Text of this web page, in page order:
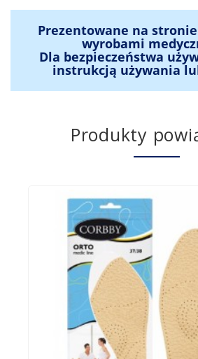
Prezentowane na
wyrobami
Dla bezpieczeństwa
instrukcją używania
Produkty